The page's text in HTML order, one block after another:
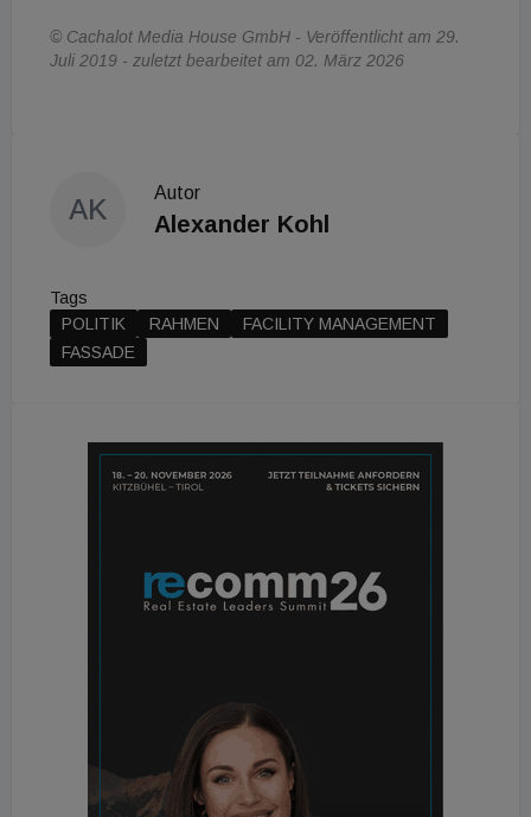
© Cachalot Media House GmbH - Veröffentlicht am 29.
Juli 2019 - zuletzt bearbeitet am 02. März 2026
AK
Autor
Alexander Kohl
Tags
POLITIK
RAHMEN
FACILITY MANAGEMENT
FASSADE